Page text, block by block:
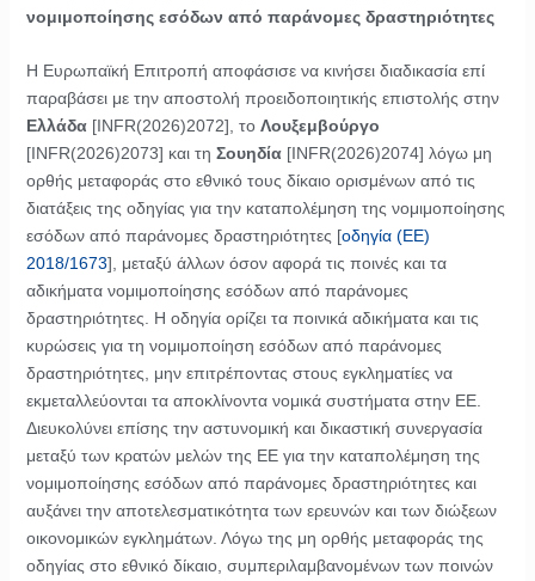
νομιμοποίησης εσόδων από παράνομες δραστηριότητες
Η Ευρωπαϊκή Επιτροπή αποφάσισε να κινήσει διαδικασία επί
παραβάσει με την αποστολή προειδοποιητικής επιστολής στην
Ελλάδα[INFR(2026)2072], το Λουξεμβούργο
[INFR(2026)2073] και τη Σουηδία[INFR(2026)2074] λόγω μη
ορθής μεταφοράς στο εθνικό τους δίκαιο ορισμένων από τις
διατάξεις της οδηγίας για την καταπολέμηση της νομιμοποίησης
εσόδων από παράνομες δραστηριότητες [οδηγία (ΕΕ)
2018/1673], μεταξύ άλλων όσον αφορά τις ποινές και τα
αδικήματα νομιμοποίησης εσόδων από παράνομες
δραστηριότητες. Η οδηγία ορίζει τα ποινικά αδικήματα και τις
κυρώσεις για τη νομιμοποίηση εσόδων από παράνομες
δραστηριότητες, μην επιτρέποντας στους εγκληματίες να
εκμεταλλεύονται τα αποκλίνοντα νομικά συστήματα στην ΕΕ.
Διευκολύνει επίσης την αστυνομική και δικαστική συνεργασία
μεταξύ των κρατών μελών της ΕΕ για την καταπολέμηση της
νομιμοποίησης εσόδων από παράνομες δραστηριότητες και
αυξάνει την αποτελεσματικότητα των ερευνών και των διώξεων
οικονομικών εγκλημάτων. Λόγω της μη ορθής μεταφοράς της
οδηγίας στο εθνικό δίκαιο, συμπεριλαμβανομένων των ποινών